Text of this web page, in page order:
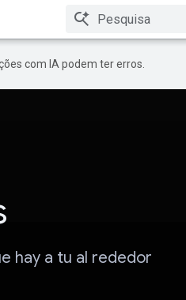
com IA podem ter erros.
hay a tu al rededor